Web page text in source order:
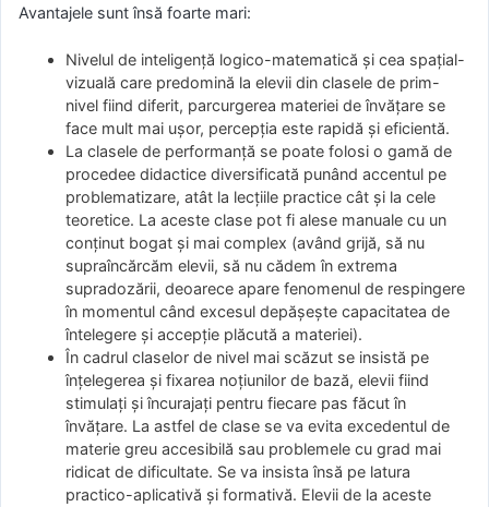
Avantajele sunt însă foarte mari:
Nivelul de inteligenţă logico-matematică şi cea spaţial-
vizuală care predomină la elevii din clasele de prim-
nivel fiind diferit, parcurgerea materiei de învăţare se
face mult mai uşor, percepţia este rapidă şi eficientă.
La clasele de performanţă se poate folosi o gamă de
procedee didactice diversificată punând accentul pe
problematizare, atât la lecţiile practice cât şi la cele
teoretice. La aceste clase pot fi alese manuale cu un
conţinut bogat şi mai complex (având grijă, să nu
supraîncărcăm elevii, să nu cădem în extrema
supradozării, deoarece apare fenomenul de respingere
în momentul când excesul depăşește capacitatea de
întelegere şi accepţie plăcută a materiei).
În cadrul claselor de nivel mai scăzut se insistă pe
înţelegerea şi fixarea noţiunilor de bază, elevii fiind
stimulaţi şi încurajaţi pentru fiecare pas făcut în
învăţare. La astfel de clase se va evita excedentul de
materie greu accesibilă sau problemele cu grad mai
ridicat de dificultate. Se va insista însă pe latura
practico-aplicativă şi formativă. Elevii de la aceste